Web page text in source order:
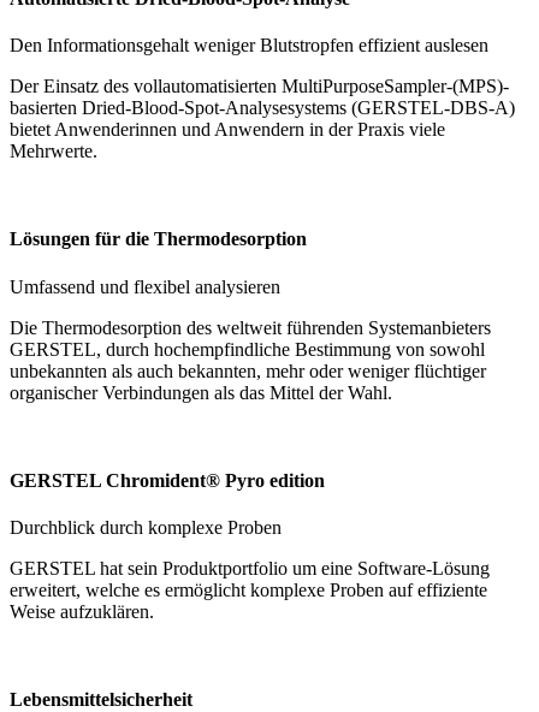
Den Informationsgehalt weniger Blutstropfen effizient auslesen
Der Einsatz des vollautomatisierten MultiPurposeSampler-(MPS)-
basierten Dried-Blood-Spot-Analysesystems (GERSTEL-DBS-A)
bietet Anwenderinnen und Anwendern in der Praxis viele
Mehrwerte.
Lösungen für die Thermodesorption
Umfassend und flexibel analysieren
Die Thermodesorption des weltweit führenden Systemanbieters
GERSTEL, durch hochempfindliche Bestimmung von sowohl
unbekannten als auch bekannten, mehr oder weniger flüchtiger
organischer Verbindungen als das Mittel der Wahl.
GERSTEL Chromident® Pyro edition
Durchblick durch komplexe Proben
GERSTEL hat sein Produktportfolio um eine Software-Lösung
erweitert, welche es ermöglicht komplexe Proben auf effiziente
Weise aufzuklären.
Lebensmittelsicherheit